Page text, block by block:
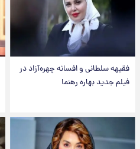
فقیهه سلطانی و افسانه چهره‌آزاد در
فیلم جدید بهاره رهنما